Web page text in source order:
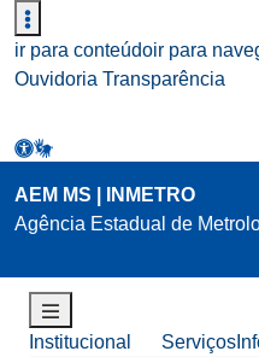
ir para conteúdo ir para
Ouvidoria Transparência
AEM MS | INMETRO
Agência Estadual de
Institucional Serviços